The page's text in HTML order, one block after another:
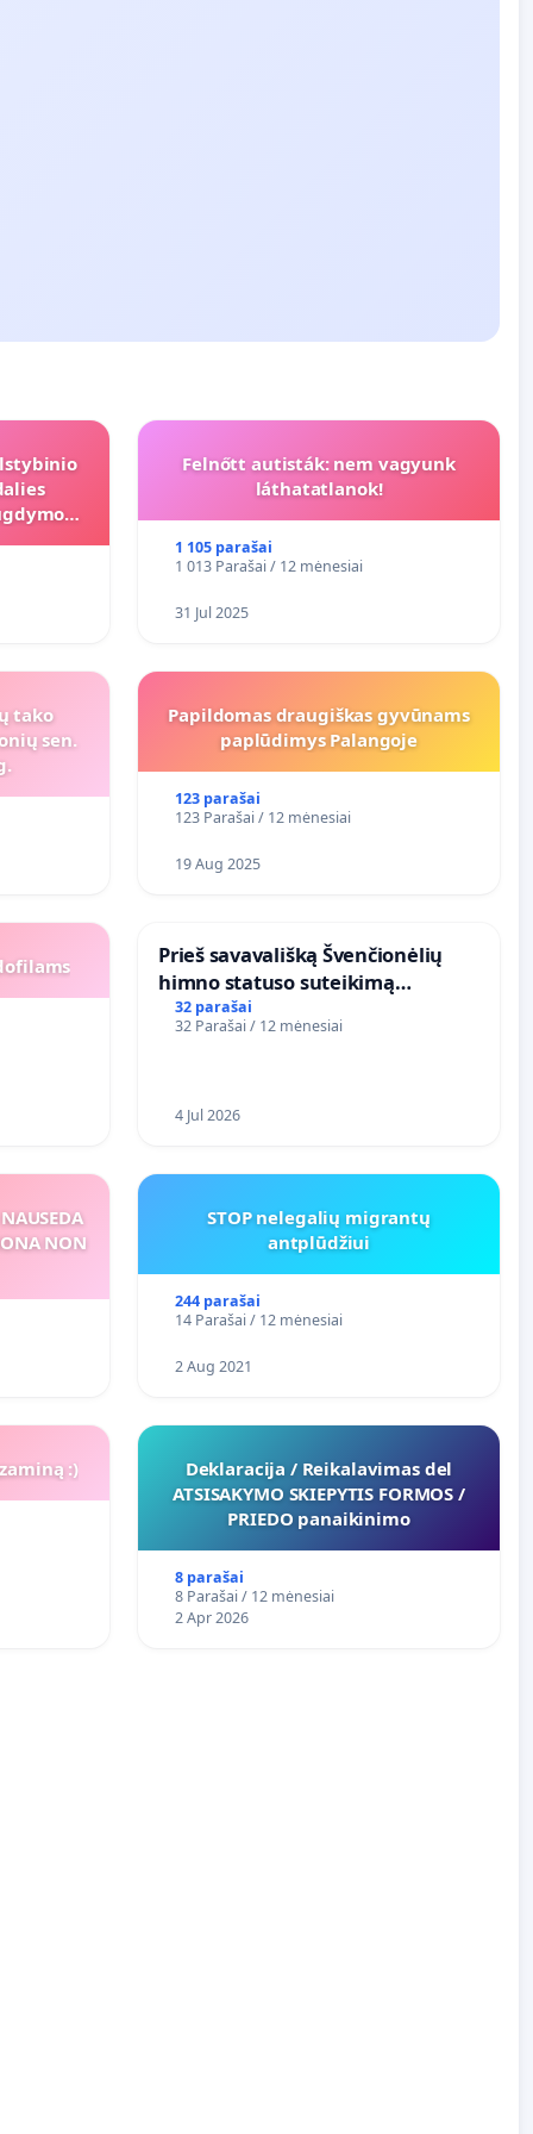
Felnőtt autisták: nem vagyunk
láthatatlanok!
1 105 parašai
1 013 Parašai / 12 mėnesiai
31 Jul 2025
tako
sen.
Papildomas draugiškas gyvūnams
paplūdimys Palangoje
123 parašai
123 Parašai / 12 mėnesiai
19 Aug 2025
​Prieš savavališką Švenčionėlių
himno statuso suteikimą
atlikėjos Živilės dainai
32 parašai
32 Parašai / 12 mėnesiai
4 Jul 2026
NON
STOP nelegalių migrantų
antplūdžiui
244 parašai
14 Parašai / 12 mėnesiai
2 Aug 2021
:)
Deklaracija / Reikalavimas del
ATSISAKYMO SKIEPYTIS FORMOS /
PRIEDO panaikinimo
8 parašai
8 Parašai / 12 mėnesiai
2 Apr 2026